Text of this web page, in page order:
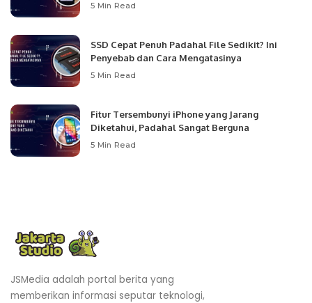
5 Min Read
SSD Cepat Penuh Padahal File Sedikit? Ini
Penyebab dan Cara Mengatasinya
5 Min Read
Fitur Tersembunyi iPhone yang Jarang
Diketahui, Padahal Sangat Berguna
5 Min Read
JSMedia adalah portal berita yang
memberikan informasi seputar teknologi,